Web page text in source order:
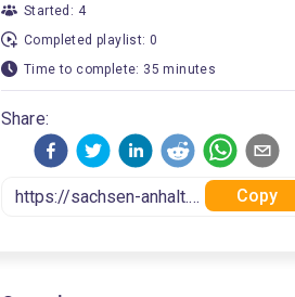
Started: 4
Completed playlist: 0
Time to complete: 35 minutes
Share:
Copy